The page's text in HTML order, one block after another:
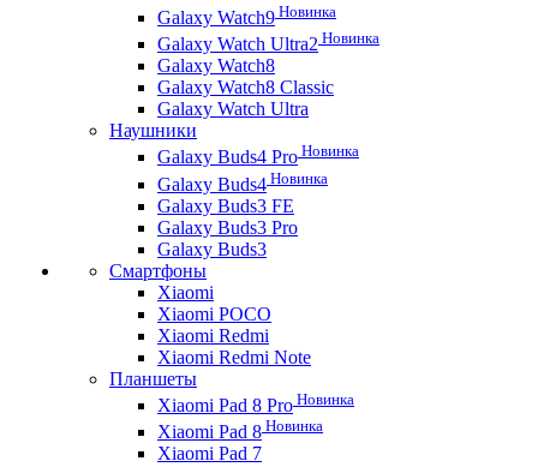
Galaxy Watch9 Новинка
Galaxy Watch Ultra2 Новинка
Galaxy Watch8
Galaxy Watch8 Classic
Galaxy Watch Ultra
Наушники
Galaxy Buds4 Pro Новинка
Galaxy Buds4 Новинка
Galaxy Buds3 FE
Galaxy Buds3 Pro
Galaxy Buds3
Смартфоны
Xiaomi
Xiaomi POCO
Xiaomi Redmi
Xiaomi Redmi Note
Планшеты
Xiaomi Pad 8 Pro Новинка
Xiaomi Pad 8 Новинка
Xiaomi Pad 7